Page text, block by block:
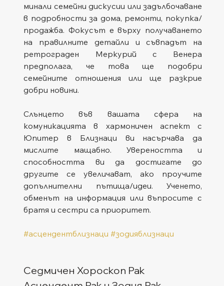
минали семейни дискусии или задълбочаване
в подробности за дома, ремонти, покупка/
продажба. Фокусът е върху получаването
на правилните детайли и съвпадът на
ретрограден Меркурий с Венера
предполага, че това ще подобри
семейните отношения или ще разкрие
добри новини.
Слънцето във вашата сфера на
комуникацията в хармоничен аспект с
Юпитер в Близнаци ви насърчава да
мислите мащабно. Увереността и
способността ви да достигате до
другите се увеличават, ако проучите
допълнителни пътища/идеи. Ученето,
обменът на информация или въпросите с
братя и сестри са приоритет.
#асцендентблизнаци #зодияблизнаци
Седмичен Хороскоп Рак